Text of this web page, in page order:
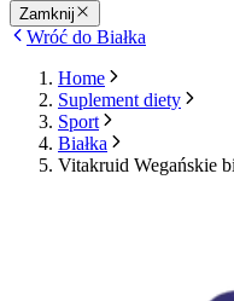
Zamknij
Wróć do Białka
Home
Suplement diety
Sport
Białka
Vitakruid Wegańskie